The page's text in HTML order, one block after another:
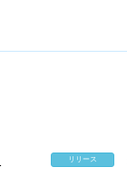
リリース